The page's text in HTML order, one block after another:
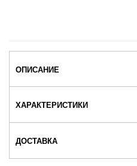
ОПИСАНИЕ
ХАРАКТЕРИСТИКИ
ДОСТАВКА